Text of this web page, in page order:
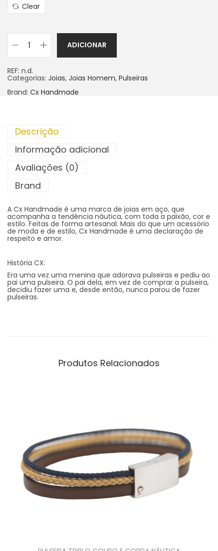
Clear
ADICIONAR
REF: n.d.
Categorias: Joias, Joias Homem, Pulseiras
Brand: Cx Handmade
Descrição
Informação adicional
Avaliações (0)
Brand
A Cx Handmade é uma marca de joias em aço, que
acompanha a tendência náutica, com toda a paixão, cor e
estilo. Feitas de forma artesanal. Mais do que um acessório
de moda e de estilo, Cx Handmade é uma declaração de
respeito e amor.
História CX:
Era uma vez uma menina que adorava pulseiras e pediu ao
pai uma pulseira. O pai dela, em vez de comprar a pulseira,
decidiu fazer uma e, desde então, nunca parou de fazer
pulseiras.
Produtos Relacionados